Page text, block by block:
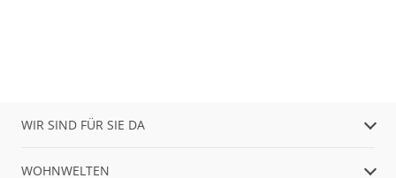
WIR SIND FÜR SIE DA
WOHNWELTEN